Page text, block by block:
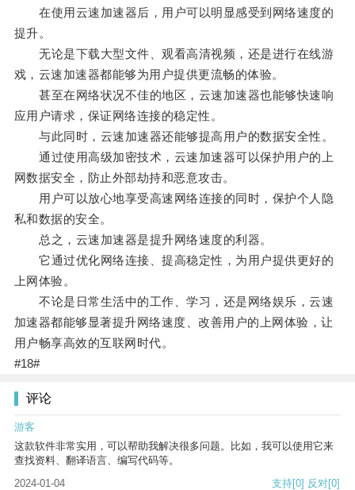
在使用云速加速器后，用户可以明显感受到网络速度的
提升。
无论是下载大型文件、观看高清视频，还是进行在线游
戏，云速加速器都能够为用户提供更流畅的体验。
甚至在网络状况不佳的地区，云速加速器也能够快速响
应用户请求，保证网络连接的稳定性。
与此同时，云速加速器还能够提高用户的数据安全性。
通过使用高级加密技术，云速加速器可以保护用户的上
网数据安全，防止外部劫持和恶意攻击。
用户可以放心地享受高速网络连接的同时，保护个人隐
私和数据的安全。
总之，云速加速器是提升网络速度的利器。
它通过优化网络连接、提高稳定性，为用户提供更好的
上网体验。
不论是日常生活中的工作、学习，还是网络娱乐，云速
加速器都能够显著提升网络速度、改善用户的上网体验，让
用户畅享高效的互联网时代。
#18#
评论
游客
这款软件非常实用，可以帮助我解决很多问题。比如，我可以使用它来
查找资料、翻译语言、编写代码等。
2024-01-04
支持[0] 反对[0]